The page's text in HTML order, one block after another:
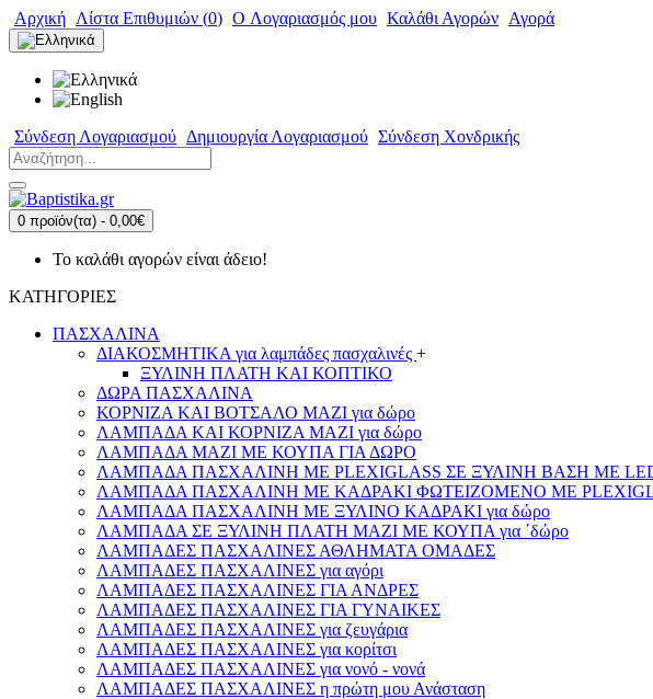
Αρχική Λίστα Επιθυμιών (0) O Λογαριασμός μου Καλάθι Αγορών Αγορά
Σύνδεση Λογαριασμού Δημιουργία Λογαριασμού Σύνδεση Χονδρικής
0 προϊόν(τα) - 0,00€
Το καλάθι αγορών είναι άδειο!
ΚΑΤΗΓΟΡΙΕΣ
ΠΑΣΧΑΛΙΝΑ
ΔΙΑΚΟΣΜΗΤΙΚΑ για λαμπάδες πασχαλινές +
ΞΥΛΙΝΗ ΠΛΑΤΗ ΚΑΙ ΚΟΠΤΙΚΟ
ΔΩΡΑ ΠΑΣΧΑΛΙΝΑ
ΚΟΡΝΙΖΑ ΚΑΙ ΒΟΤΣΑΛΟ ΜΑΖΙ για δώρο
ΛΑΜΠΑΔΑ ΚΑΙ ΚΟΡΝΙΖΑ ΜΑΖΙ για δώρο
ΛΑΜΠΑΔΑ ΜΑΖΙ ΜΕ ΚΟΥΠΑ ΓΙΑ ΔΩΡΟ
ΛΑΜΠΑΔΑ ΠΑΣΧΑΛΙΝΗ ΜΕ PLEXIGLASS ΣΕ ΞΥΛΙΝΗ ΒΑΣΗ ΜΕ LED
ΛΑΜΠΑΔΑ ΠΑΣΧΑΛΙΝΗ ΜΕ ΚΑΔΡΑΚΙ ΦΩΤΕΙΖΟΜΕΝΟ ΜΕ
ΛΑΜΠΑΔΑ ΠΑΣΧΑΛΙΝΗ ΜΕ ΞΥΛΙΝΟ ΚΑΔΡΑΚΙ για δώρο
ΛΑΜΠΑΔΑ ΣΕ ΞΥΛΙΝΗ ΠΛΑΤΗ ΜΑΖΙ ΜΕ ΚΟΥΠΑ για ΄δώρο
ΛΑΜΠΑΔΕΣ ΠΑΣΧΑΛΙΝΕΣ ΑΘΛΗΜΑΤΑ ΟΜΑΔΕΣ
ΛΑΜΠΑΔΕΣ ΠΑΣΧΑΛΙΝΕΣ για αγόρι
ΛΑΜΠΑΔΕΣ ΠΑΣΧΑΛΙΝΕΣ ΓΙΑ ΑΝΔΡΕΣ
ΛΑΜΠΑΔΕΣ ΠΑΣΧΑΛΙΝΕΣ ΓΙΑ ΓΥΝΑΙΚΕΣ
ΛΑΜΠΑΔΕΣ ΠΑΣΧΑΛΙΝΕΣ για ζευγάρια
ΛΑΜΠΑΔΕΣ ΠΑΣΧΑΛΙΝΕΣ για κορίτσι
ΛΑΜΠΑΔΕΣ ΠΑΣΧΑΛΙΝΕΣ για νονό - νονά
ΛΑΜΠΑΔΕΣ ΠΑΣΧΑΛΙΝΕΣ η πρώτη μου Ανάσταση